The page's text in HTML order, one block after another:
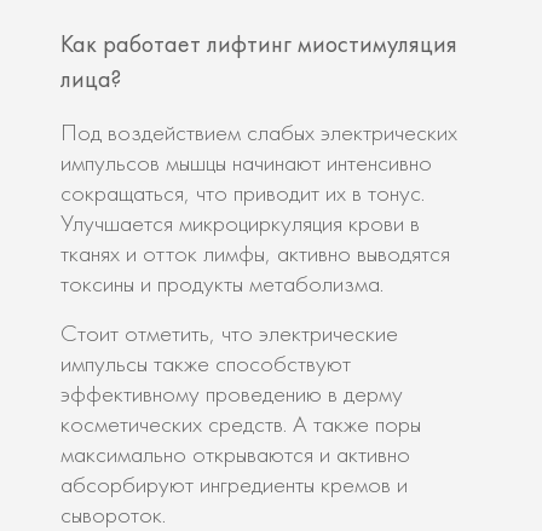
Как работает лифтинг миостимуляция
лица?
Под воздействием слабых электрических
импульсов мышцы начинают интенсивно
сокращаться, что приводит их в тонус.
Улучшается микроциркуляция крови в
тканях и отток лимфы, активно выводятся
токсины и продукты метаболизма.
Стоит отметить, что электрические
импульсы также способствуют
эффективному проведению в дерму
косметических средств. А также поры
максимально открываются и активно
абсорбируют ингредиенты кремов и
сывороток.